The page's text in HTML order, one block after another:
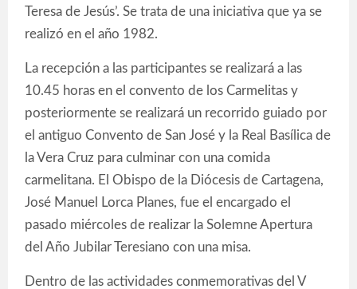
Teresa de Jesús’. Se trata de una iniciativa que ya se
realizó en el año 1982.
La recepción a las participantes se realizará a las
10.45 horas en el convento de los Carmelitas y
posteriormente se realizará un recorrido guiado por
el antiguo Convento de San José y la Real Basílica de
la Vera Cruz para culminar con una comida
carmelitana. El Obispo de la Diócesis de Cartagena,
José Manuel Lorca Planes, fue el encargado el
pasado miércoles de realizar la Solemne Apertura
del Año Jubilar Teresiano con una misa.
Dentro de las actividades conmemorativas del V